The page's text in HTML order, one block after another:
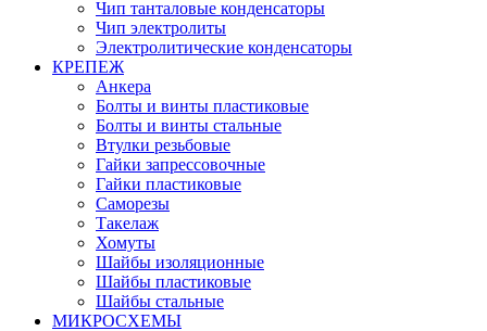
Чип танталовые конденсаторы
Чип электролиты
Электролитические конденсаторы
КРЕПЕЖ
Анкера
Болты и винты пластиковые
Болты и винты стальные
Втулки резьбовые
Гайки запрессовочные
Гайки пластиковые
Саморезы
Такелаж
Хомуты
Шайбы изоляционные
Шайбы пластиковые
Шайбы стальные
МИКРОСХЕМЫ